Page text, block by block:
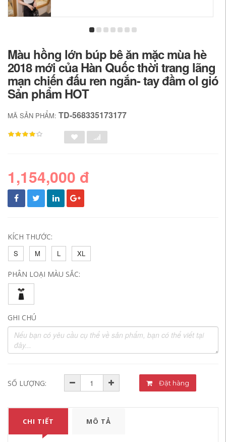
Màu hồng lớn búp bê ăn mặc mùa hè
2018 mới của Hàn Quốc thời trang lãng
mạn chiến đấu ren ngắn- tay đầm ol gió
Sản phẩm HOT
MÃ SẢN PHẨM: TD-568335173177
1,154,000 đ
KÍCH THƯỚC:
S
M L XL
PHÂN LOẠI MÀU SẮC:
GHI CHÚ
SỐ LƯỢNG: Đặt hàng
CHI TIẾT MÔ TẢ